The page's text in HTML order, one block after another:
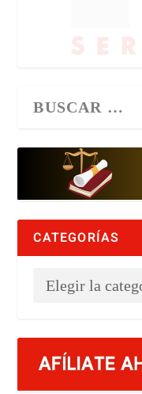
CATEGORÍAS